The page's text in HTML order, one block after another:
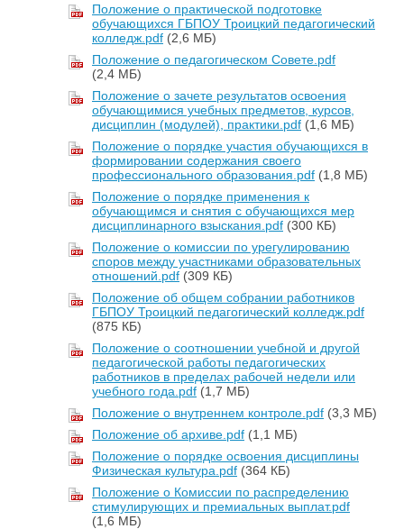
Положение о практической подготовке
обучающихся ГБПОУ Троицкий педагогический
колледж.pdf (2,6 МБ)
Положение о педагогическом Совете.pdf
(2,4 МБ)
Положение о зачете результатов освоения
обучающимися учебных предметов, курсов,
дисциплин (модулей), практики.pdf (1,6 МБ)
Положение о порядке участия обучающихся в
формировании содержания своего
профессионального образования.pdf (1,8 МБ)
Положение о порядке применения к
обучающимся и снятия с обучающихся мер
дисциплинарного взыскания.pdf (300 КБ)
Положение о комиссии по урегулированию
споров между участниками образовательных
отношений.pdf (309 КБ)
Положение об общем собрании работников
ГБПОУ Троицкий педагогический колледж.pdf
(875 КБ)
Положение о соотношении учебной и другой
педагогической работы педагогических
работников в пределах рабочей недели или
учебного года.pdf (1,7 МБ)
Положение о внутреннем контроле.pdf (3,3 МБ)
Положение об архиве.pdf (1,1 МБ)
Положение о порядке освоения дисциплины
Физическая культура.pdf (364 КБ)
Положение о Комиссии по распределению
стимулирующих и премиальных выплат.pdf
(1,6 МБ)